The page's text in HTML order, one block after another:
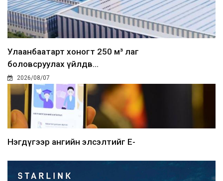
Улаанбаатарт хоногт 250 м³ лаг
боловсруулах үйлдв...
2026/08/07
Нэгдүгээр ангийн элсэлтийг E-